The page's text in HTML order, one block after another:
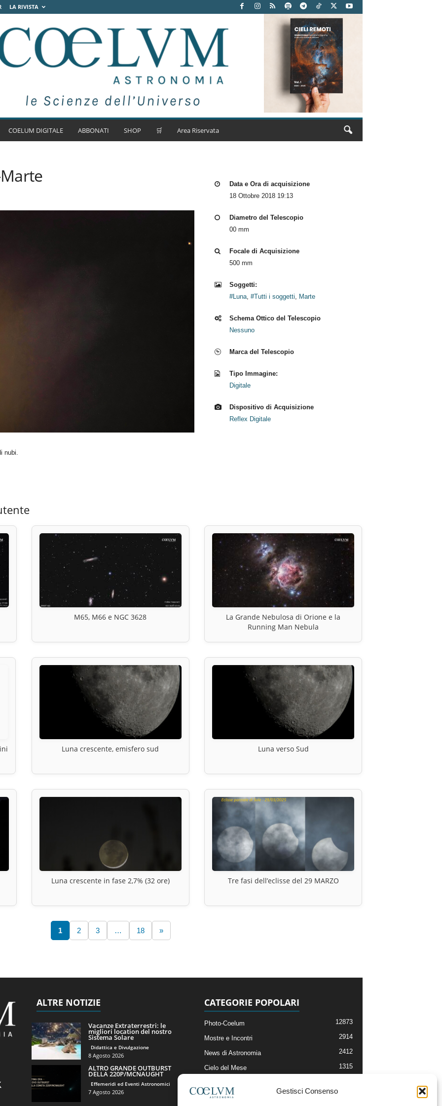
Gestisci Consenso
LA RIVISTA
COELUM DIGITALE ABBONATI SHOP 🛒 Area Riservata
nubi.
Data e Ora di acquisizione
18 Ottobre 2018 19:13
Diametro del Telescopio
00 mm
Focale di Acquisizione
500 mm
Soggetti:
#Luna, #Tutti i soggetti, Marte
Schema Ottico del Telescopio
Nessuno
Marca del Telescopio
Tipo Immagine:
Digitale
Dispositivo di Acquisizione
Reflex Digitale
M65, M66 e NGC 3628
La Grande Nebulosa di Orione e la
Running Man Nebula
Luna crescente, emisfero sud Luna verso Sud
Luna crescente in fase 2,7% (32 ore) Tre fasi dell’eclisse del 29 MARZO
1 2 3 … 18 »
ALTRE NOTIZIE
Vacanze Extraterrestri: le
migliori location del nostro
Sistema Solare
Didattica e Divulgazione
8 Agosto 2026
ALTRO GRANDE OUTBURST
DELLA 220P/MCNAUGHT
Effemeridi ed Eventi Astronomici
7 Agosto 2026
CATEGORIE POPOLARI
Photo-Coelum 12873
Mostre e Incontri 2914
News di Astronomia 2412
Cielo del Mese 1315
Articoli e Risorse On-Line